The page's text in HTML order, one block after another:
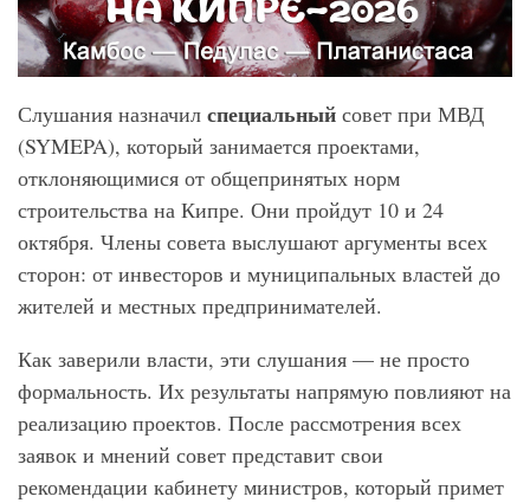
Слушания назначил специальный совет при МВД
(SYMEPA), который занимается проектами,
отклоняющимися от общепринятых норм
строительства на Кипре. Они пройдут 10 и 24
октября. Члены совета выслушают аргументы всех
сторон: от инвесторов и муниципальных властей до
жителей и местных предпринимателей.
Как заверили власти, эти слушания — не просто
формальность. Их результаты напрямую повлияют на
реализацию проектов. После рассмотрения всех
заявок и мнений совет представит свои
рекомендации кабинету министров, который примет